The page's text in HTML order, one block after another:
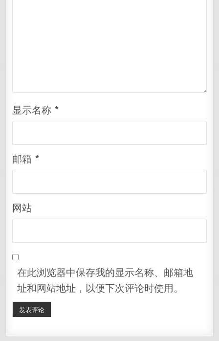
显示名称*
邮箱*
网站
在此浏览器中保存我的显示名称、邮箱地
址和网站地址，以便下次评论时使用。